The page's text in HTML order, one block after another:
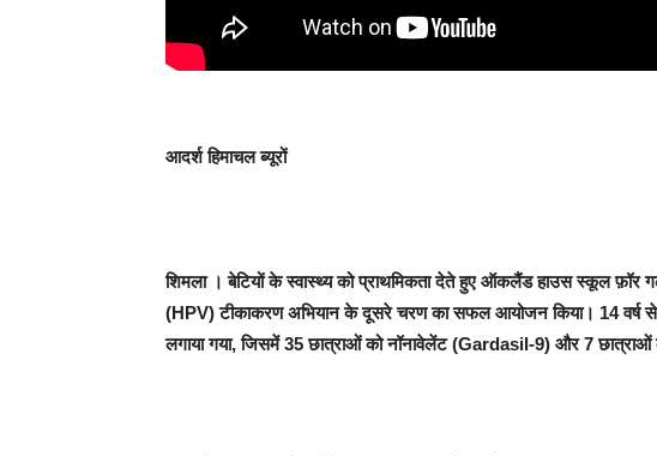
आदर्श हिमाचल ब्यूरों
शिमला। बेटियों के स्वास्थ्य को प्राथमिकता देते हुए ऑकलैंड हाउस स्कूल फ़ॉर
(HPV) टीकाकरण अभियान के दूसरे चरण का सफल आयोजन किया। 14 वर्ष
लगाया गया, जिसमें 35 छात्राओं को नॉनावेलेंट (Gardasil-9) और 7